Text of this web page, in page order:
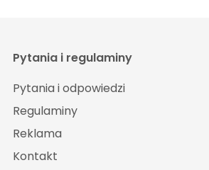
Pytania i regulaminy
Pytania i odpowiedzi
Regulaminy
Reklama
Kontakt